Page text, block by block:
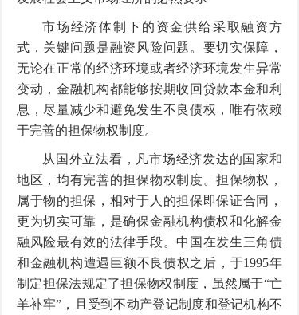
市场经济体制下的资金供给采取融资方
式，关键问题是融资风险问题。要切实保障，
无论在正常的经济环境或者经济环境发生异常
变动，金融机构都能够按期收回贷款本金和利
息，尽量减少和避免发生不良债权，唯有依赖
于完善的担保物权制度。
从国外立法看，凡市场经济发达的国家和
地区，均有完善的担保物权制度。担保物权，
属于物的担保，相对于人的担保即保证合同，
更为切实可靠，是确保金融机构债权和化解金
融风险最有效的法律手段。中国在发生三角债
和金融机构遭遇巨额不良债权之后，于1995年
制定担保法规定了担保物权制度，虽然属于“亡
羊补牢”，且受到不动产登记制度和登记机构不